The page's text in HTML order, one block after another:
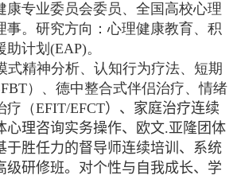
康专业委员会委员、全国高校心理
事。研究方向：心理健康教育、积
助计划 (EAP)。
式精神分析、认知行为疗法、短期
）、德中整合式伴侣治疗、情绪
疗（EFIT/EFCT）、家庭治疗连续
心理咨询实务操作、欧文.亚隆团体
于胜任力的督导师连续培训、系统
级研修班。对个性与自我成长、学